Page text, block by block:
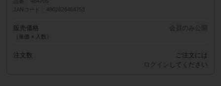
JANコード
4902626464753
販売価格
（単価 × 入数）
会員のみ公開
注文数
ご注文には
ログイン してください